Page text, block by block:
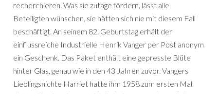
recherchieren. Was sie zutage fördern, lässt alle
Beteiligten wünschen, sie hätten sich nie mit diesem Fall
beschäftigt. An seinem 82. Geburtstag erhält der
einflussreiche Industrielle Henrik Vanger per Post anonym
ein Geschenk. Das Paket enthält eine gepresste Blüte
hinter Glas, genau wie in den 43 Jahren zuvor. Vangers
Lieblingsnichte Harriet hatte ihm 1958 zum ersten Mal